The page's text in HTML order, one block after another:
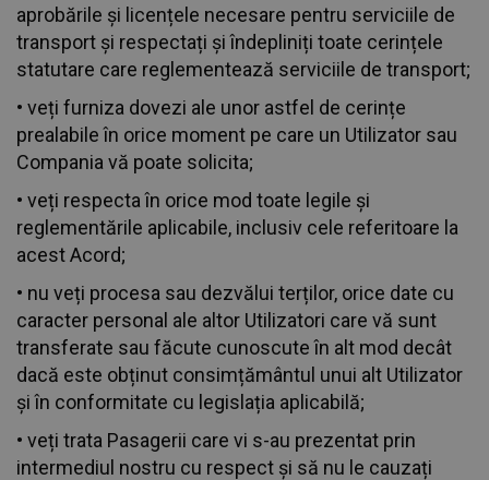
aprobările și licențele necesare pentru serviciile de
transport și respectați și îndepliniți toate cerințele
statutare care reglementează serviciile de transport;
• veți furniza dovezi ale unor astfel de cerințe
prealabile în orice moment pe care un Utilizator sau
Compania vă poate solicita;
• veți respecta în orice mod toate legile și
reglementările aplicabile, inclusiv cele referitoare la
acest Acord;
• nu veți procesa sau dezvălui terților, orice date cu
caracter personal ale altor Utilizatori care vă sunt
transferate sau făcute cunoscute în alt mod decât
dacă este obținut consimțământul unui alt Utilizator
și în conformitate cu legislația aplicabilă;
• veți trata Pasagerii care vi s-au prezentat prin
intermediul nostru cu respect și să nu le cauzați